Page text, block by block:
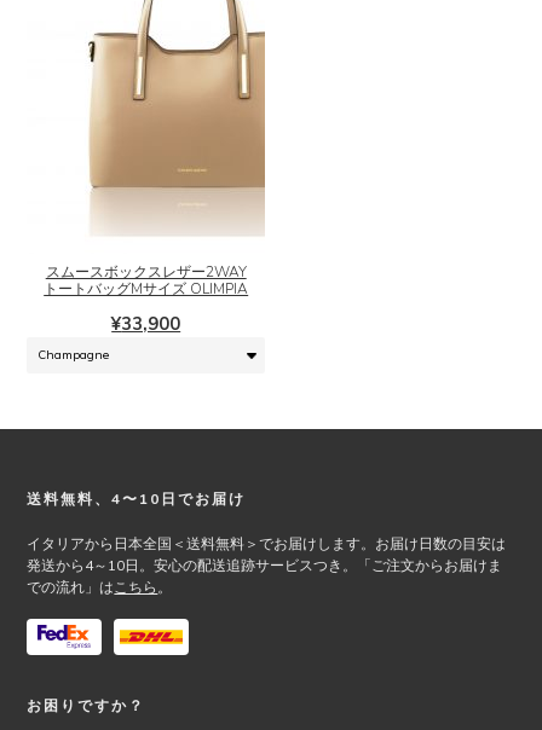
スムースボックスレザー2WAY
トートバッグMサイズ OLIMPIA
¥33,900
の
品
は
複
数
シ
ン
が
あ
り
ま
Footer
送料無料、4〜10日でお届け
イタリアから日本全国＜送料無料＞でお届けします。お届け日数の目安は
発送から4～10日。安心の配送追跡サービスつき。「ご注文からお届けま
での流れ」は こちら 。
お困りですか？